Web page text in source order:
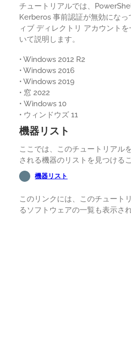
チュートリアルでは、
Kerberos 事前認証が無効にな
ィブ ディレクトリ アカウント
いて説明します。
• Windows 2012 R2
• Windows 2016
• Windows 2019
• 窓 2022
• Windows 10
• ウィンドウズ 11
機器リスト
ここでは、このチュートリアル
される機器のリストを見つける
機器リスト
このリンクには、このチュート
るソフトウェアの一覧も表示され